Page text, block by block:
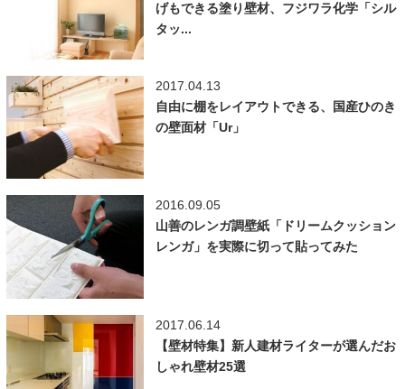
げもできる塗り壁材、フジワラ化学「シル
タッ...
2017.04.13
自由に棚をレイアウトできる、国産ひのき
の壁面材「Ur」
2016.09.05
山善のレンガ調壁紙「ドリームクッション
レンガ」を実際に切って貼ってみた
2017.06.14
【壁材特集】新人建材ライターが選んだお
しゃれ壁材25選